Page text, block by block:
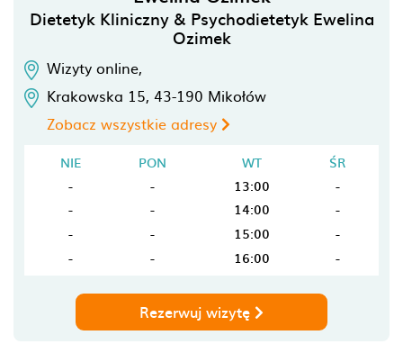
Dietetyk Kliniczny & Psychodietetyk Ewelina
Ozimek
Wizyty online,
Krakowska 15, 43-190 Mikołów
Zobacz wszystkie adresy
NIE PON WT
ŚR
-
- 13:00
-
-
- 14:00
-
-
- 15:00
-
-
- 16:00 -
Rezerwuj wizytę